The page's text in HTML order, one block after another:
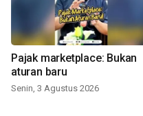
Pajak marketplace: Bukan
aturan baru
Senin, 3 Agustus 2026